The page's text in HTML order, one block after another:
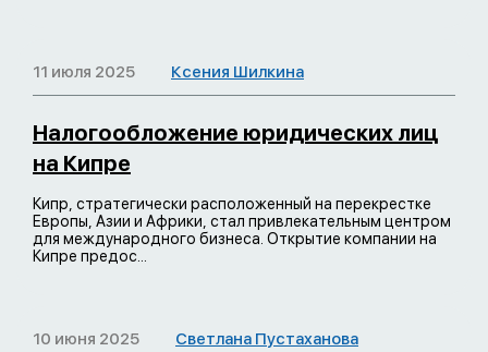
11 июля 2025 Ксения Шилкина
Налогообложение юридических лиц
на Кипре
Кипр, стратегически расположенный на перекрестке
Европы, Азии и Африки, стал привлекательным центром
для международного бизнеса. Открытие компании на
Кипре предос...
10 июня 2025 Светлана Пустаханова